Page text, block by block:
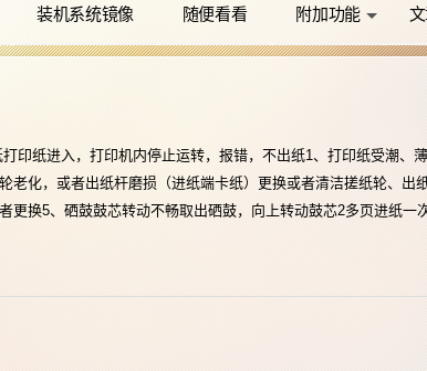
公IT技术网
用全文搜索 即可快速解决!
装机系统镜像 随便看看 附加功能
印纸进入，打印机内停止运转，报错，不出纸1、打印纸受潮、
老化，或者出纸杆磨损（进纸端卡纸）更换或者清洁搓纸轮、出
更换5、硒鼓鼓芯转动不畅取出硒鼓，向上转动鼓芯2多页进纸一
更多资讯